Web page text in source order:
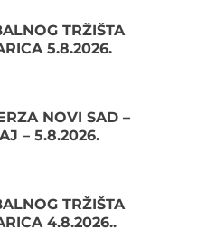
TRŽIŠTA
5.8.2026.
NOVI SAD –
– 5.8.2026.
TRŽIŠTA
4.8.2026..